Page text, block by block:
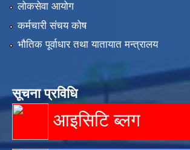
लोकसेवा आयोग
कर्मचारी संचय कोष
भौतिक पूर्वाधार तथा यातायात मन्त्रालय
सूचना प्रविधि
आइसिटि ब्लग